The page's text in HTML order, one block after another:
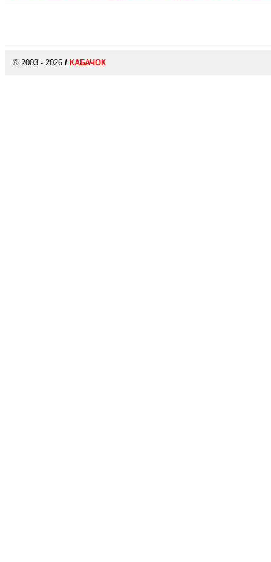
© 2003 - 2026 / КАБАЧОК